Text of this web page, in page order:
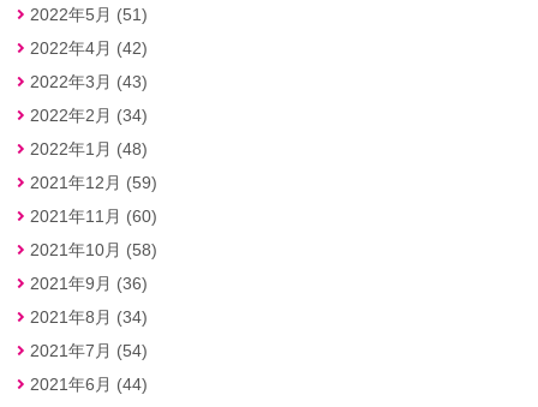
2022年5月 (51)
2022年4月 (42)
2022年3月 (43)
2022年2月 (34)
2022年1月 (48)
2021年12月 (59)
2021年11月 (60)
2021年10月 (58)
2021年9月 (36)
2021年8月 (34)
2021年7月 (54)
2021年6月 (44)